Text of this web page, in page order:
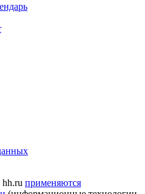
применяются